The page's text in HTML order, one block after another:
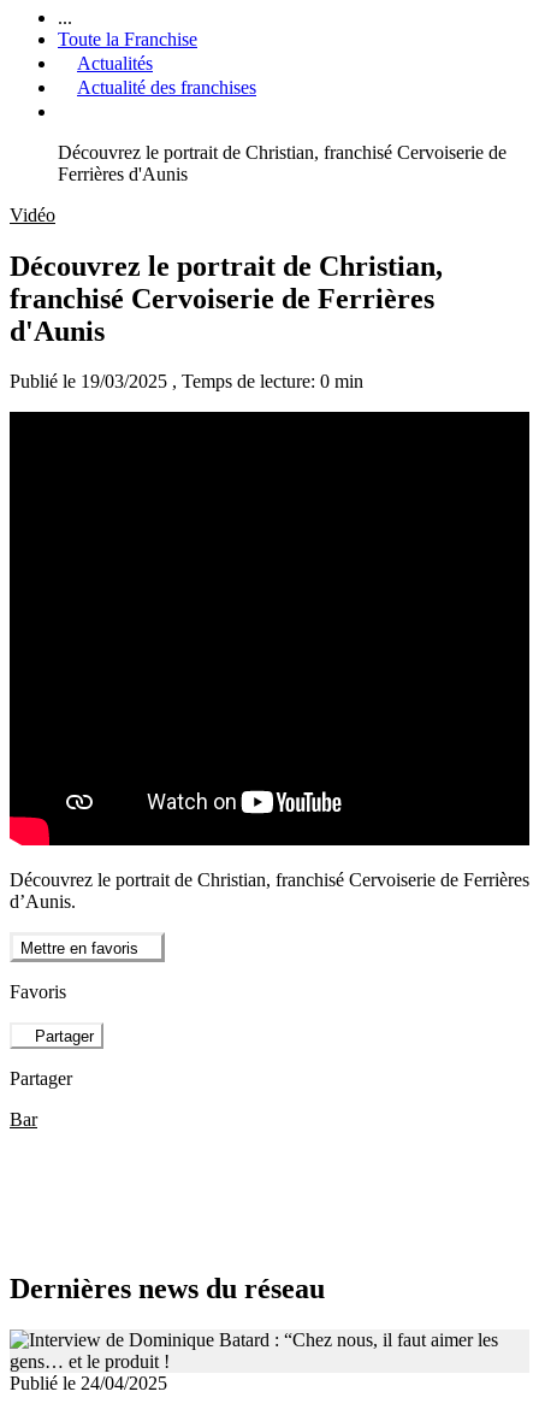
...
Toute la Franchise
Actualités
Actualité des franchises
Découvrez le portrait de Christian, franchisé Cervoiserie de
Ferrières d'Aunis
Vidéo
Découvrez le portrait de Christian,
franchisé Cervoiserie de Ferrières
d'Aunis
Publié le 19/03/2025 , Temps de lecture: 0 min
Découvrez le portrait de Christian, franchisé Cervoiserie de Ferrières
d’Aunis.
Mettre en favoris
Favoris
Partager
Partager
Bar
Dernières news du réseau
Publié le 24/04/2025